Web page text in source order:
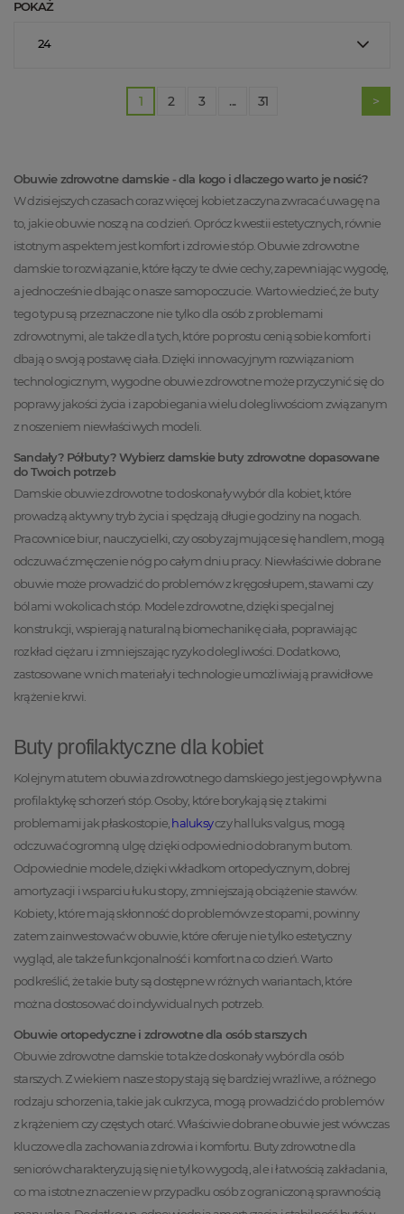
POKAŻ
24
1 2 3 ... 31
Obuwie zdrowotne damskie - dla kogo i dlaczego warto je nosić?
W dzisiejszych czasach coraz więcej kobiet zaczyna zwracać uwagę na
to, jakie obuwie noszą na co dzień. Oprócz kwestii estetycznych, równie
istotnym aspektem jest komfort i zdrowie stóp. Obuwie zdrowotne
damskie to rozwiązanie, które łączy te dwie cechy, zapewniając wygodę,
a jednocześnie dbając o nasze samopoczucie. Warto wiedzieć, że buty
tego typu są przeznaczone nie tylko dla osób z problemami
zdrowotnymi, ale także dla tych, które po prostu cenią sobie komfort i
dbają o swoją postawę ciała. Dzięki innowacyjnym rozwiązaniom
technologicznym, wygodne obuwie zdrowotne może przyczynić się do
poprawy jakości życia i zapobiegania wielu dolegliwościom związanym
z noszeniem niewłaściwych modeli.
Sandały? Półbuty? Wybierz damskie buty zdrowotne dopasowane
do Twoich potrzeb
Damskie obuwie zdrowotne to doskonały wybór dla kobiet, które
prowadzą aktywny tryb życia i spędzają długie godziny na nogach.
Pracownice biur, nauczycielki, czy osoby zajmujące się handlem, mogą
odczuwać zmęczenie nóg po całym dniu pracy. Niewłaściwie dobrane
obuwie może prowadzić do problemów z kręgosłupem, stawami czy
bólami w okolicach stóp. Modele zdrowotne, dzięki specjalnej
konstrukcji, wspierają naturalną biomechanikę ciała, poprawiając
rozkład ciężaru i zmniejszając ryzyko dolegliwości. Dodatkowo,
zastosowane w nich materiały i technologie umożliwiają prawidłowe
krążenie krwi.
Buty profilaktyczne dla kobiet
Kolejnym atutem obuwia zdrowotnego damskiego jest jego wpływ na
profilaktykę schorzeń stóp. Osoby, które borykają się z takimi
problemami jak płaskostopie, haluksyczy halluks valgus, mogą
odczuwać ogromną ulgę dzięki odpowiednio dobranym butom.
Odpowiednie modele, dzięki wkładkom ortopedycznym, dobrej
amortyzacji i wsparciu łuku stopy, zmniejszają obciążenie stawów.
Kobiety, które mają skłonność do problemów ze stopami, powinny
zatem zainwestować w obuwie, które oferuje nie tylko estetyczny
wygląd, ale także funkcjonalność i komfort na co dzień. Warto
podkreślić, że takie buty są dostępne w różnych wariantach, które
można dostosować do indywidualnych potrzeb.
Obuwie ortopedyczne i zdrowotne dla osób starszych
Obuwie zdrowotne damskie to także doskonały wybór dla osób
starszych. Z wiekiem nasze stopy stają się bardziej wrażliwe, a różnego
rodzaju schorzenia, takie jak cukrzyca, mogą prowadzić do problemów
z krążeniem czy częstych otarć. Właściwie dobrane obuwie jest wówczas
kluczowe dla zachowania zdrowia i komfortu. Buty zdrowotne dla
seniorów charakteryzują się nie tylko wygodą, ale i łatwością zakładania,
co ma istotne znaczenie w przypadku osób z ograniczoną sprawnością